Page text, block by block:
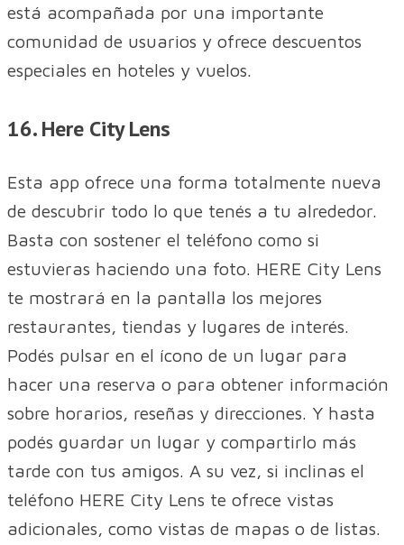
está acompañada por una importante
comunidad de usuarios y ofrece descuentos
especiales en hoteles y vuelos.
16. Here City Lens
Esta app ofrece una forma totalmente nueva
de descubrir todo lo que tenés a tu alrededor.
Basta con sostener el teléfono como si
estuvieras haciendo una foto. HERE City Lens
te mostrará en la pantalla los mejores
restaurantes, tiendas y lugares de interés.
Podés pulsar en el ícono de un lugar para
hacer una reserva o para obtener información
sobre horarios, reseñas y direcciones. Y hasta
podés guardar un lugar y compartirlo más
tarde con tus amigos. A su vez, si inclinas el
teléfono HERE City Lens te ofrece vistas
adicionales, como vistas de mapas o de listas.